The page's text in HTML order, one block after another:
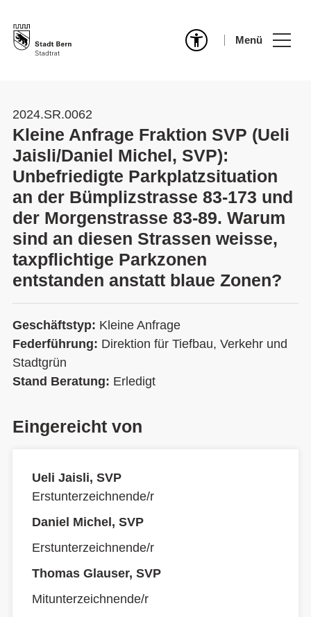
Menü
2024.SR.0062
Kleine Anfrage Fraktion SVP (Ueli
Jaisli/Daniel Michel, SVP):
Unbefriedigte Parkplatzsituation
an der Bümplizstrasse 83-173 und
der Morgenstrasse 83-89. Warum
sind an diesen Strassen weisse,
taxpflichtige Parkzonen
entstanden anstatt blaue Zonen?
Geschäftstyp: Kleine Anfrage
Federführung: Direktion für Tiefbau, Verkehr und
Stadtgrün
Stand Beratung: Erledigt
Eingereicht von
Ueli Jaisli, SVP
Erstunterzeichnende/r
Daniel Michel, SVP
Erstunterzeichnende/r
Thomas Glauser, SVP
Mitunterzeichnende/r